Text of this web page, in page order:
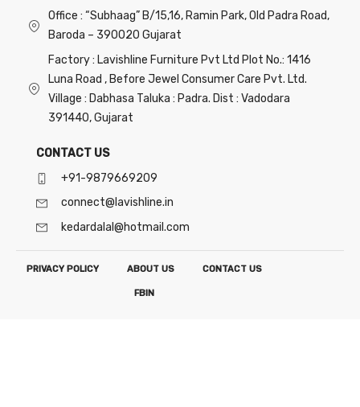
Office : “Subhaag” B/15,16, Ramin Park, Old Padra Road,
Baroda – 390020 Gujarat
Factory : Lavishline Furniture Pvt Ltd Plot No.: 1416
Luna Road , Before Jewel Consumer Care Pvt. Ltd.
Village : Dabhasa Taluka : Padra. Dist : Vadodara
391440, Gujarat
CONTACT US
+91-9879669209
connect@lavishline.in
kedardalal@hotmail.com
PRIVACY POLICY ABOUT US CONTACT US
FBIN